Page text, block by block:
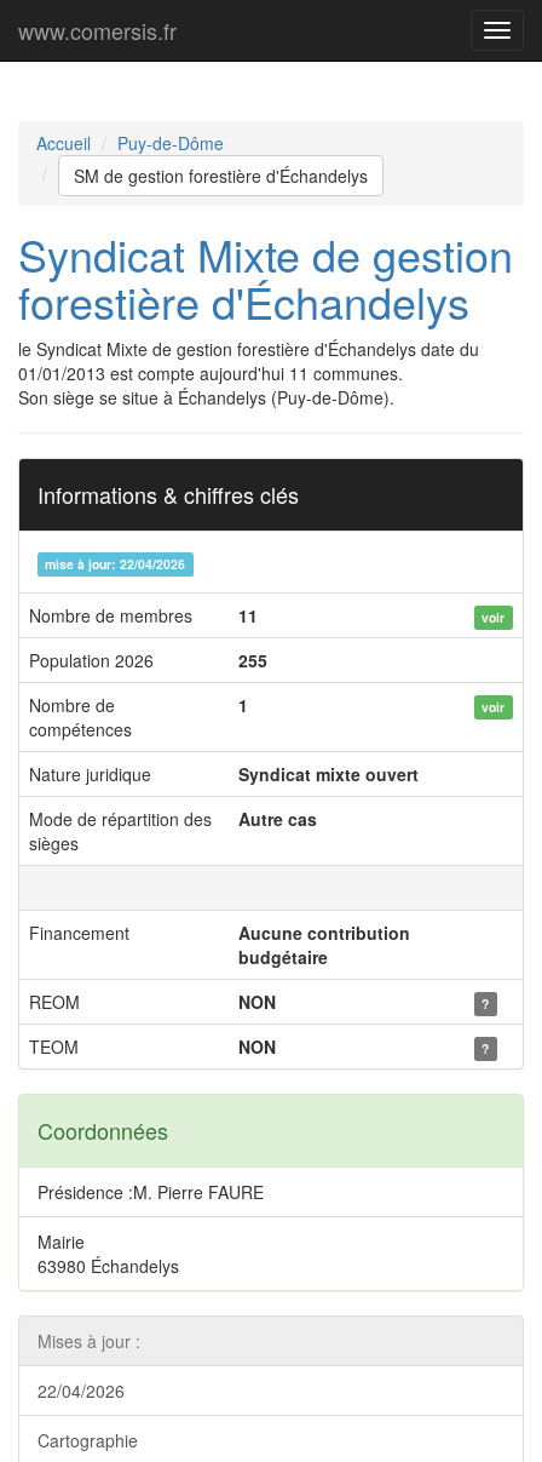
Menu
www.comersis.fr
Accueil
Puy-de-Dôme
SM de gestion forestière d'Échandelys
Syndicat Mixte de gestion
forestière d'Échandelys
le Syndicat Mixte de gestion forestière d'Échandelys date du
01/01/2013 est compte aujourd'hui 11 communes.
Son siège se situe à Échandelys (Puy-de-Dôme).
Informations & chiffres clés
mise à jour: 22/04/2026
Nombre de membres 11 voir
Population 2026
255
Nombre de
compétences
1 voir
Nature juridique
Syndicat mixte ouvert
Mode de répartition des
sièges
Autre cas
Financement
Aucune contribution
budgétaire
REOM
NON ?
TEOM NON ?
Coordonnées
Présidence :M. Pierre FAURE
Mairie
63980 Échandelys
Mises à jour :
22/04/2026
Cartographie